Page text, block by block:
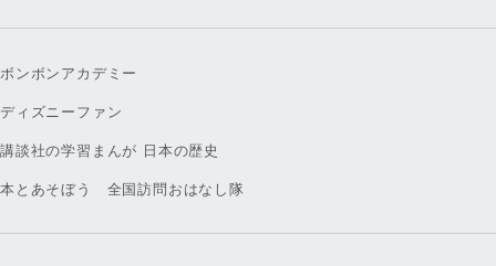
ボンボンアカデミー
ディズニーファン
講談社の学習まんが 日本の歴史
本とあそぼう 全国訪問おはなし隊